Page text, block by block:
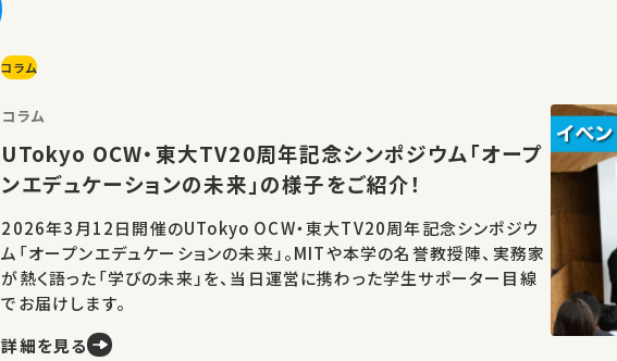
コラム
コラム
UTokyo OCW・東大TV20周年記念シンポジウム「オープ
ンエデュケーションの未来」の様子をご紹介！
2026年3月12日開催のUTokyo OCW・東大TV20周年記念シンポジウ
ム「オープンエデュケーションの未来」。MITや本学の名誉教授陣、実務家
が熱く語った「学びの未来」を、当日運営に携わった学生サポーター目線
でお届けします。
詳細を見る